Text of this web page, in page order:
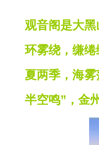
观音阁是大
环雾绕，缣
夏两季，海
半空鸣”，金